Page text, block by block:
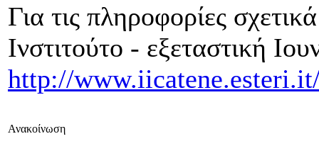
Για τις πληροφορίες
Ινστιτούτο - εξεταστική
http://
Ανακοίνωση